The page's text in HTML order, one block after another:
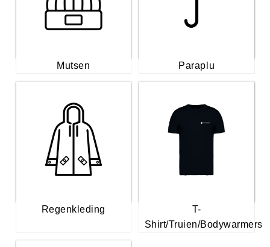
Mutsen Paraplu
Regenkleding
T-
Shirt/Truien/Bodywarmers